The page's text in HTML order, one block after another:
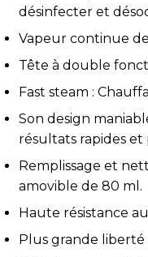
désinfecter et
Vapeur continue
Tête à double
Fast steam :
Son design
résultats rapides et
Remplissage et
amovible de 80 ml.
Haute résistance
Plus grande liberté